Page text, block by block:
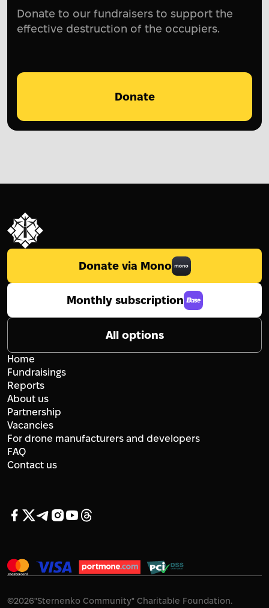
Donate to our fundraisers to support the
effective destruction of the occupiers.
Donate
Donate via Mono
Monthly subscription
All options
Home
Fundraisings
Reports
About us
Partnership
Vacancies
For drone manufacturers and developers
FAQ
Contact us
©2026"Sternenko Community" Charitable Foundation.